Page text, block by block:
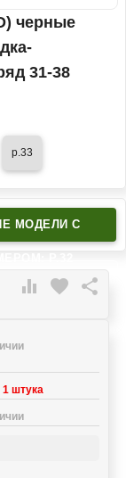
черные
31-38
р.33
МОДЕЛИ C
 favorite 
штука